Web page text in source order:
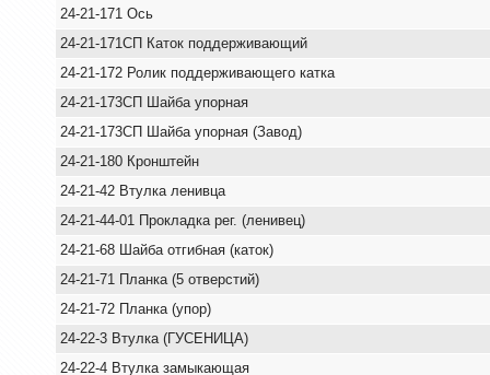
24-21-171 Ось
24-21-171СП Каток поддерживающий
24-21-172 Ролик поддерживающего катка
24-21-173СП Шайба упорная
24-21-173СП Шайба упорная (Завод)
24-21-180 Кронштейн
24-21-42 Втулка ленивца
24-21-44-01 Прокладка рег. (ленивец)
24-21-68 Шайба отгибная (каток)
24-21-71 Планка (5 отверстий)
24-21-72 Планка (упор)
24-22-3 Втулка (ГУСЕНИЦА)
24-22-4 Втулка замыкающая